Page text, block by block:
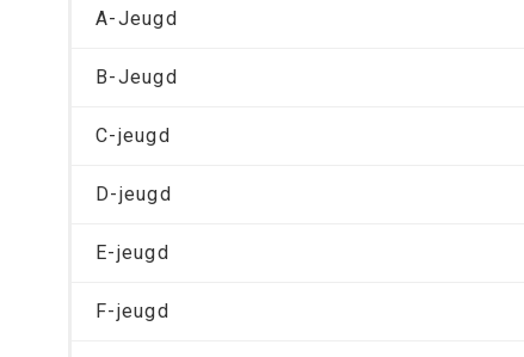
A-Jeugd
B-Jeugd
C-jeugd
D-jeugd
E-jeugd
F-jeugd